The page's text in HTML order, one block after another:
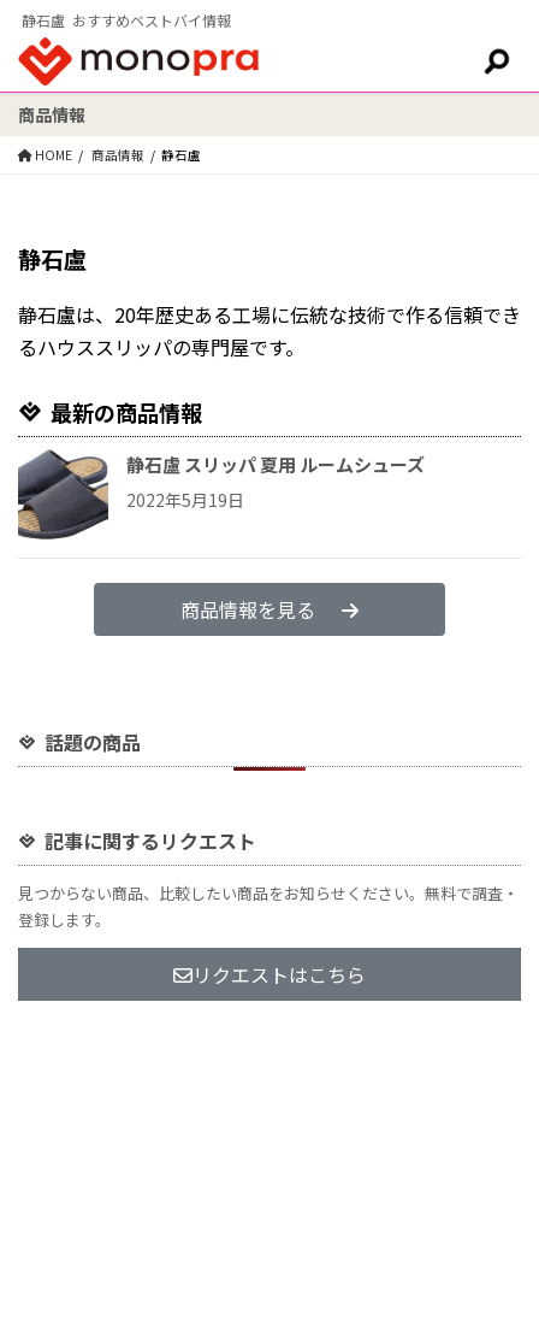
静石盧 おすすめベストバイ情報
検索:
商品情報
HOME 商品情報 静石盧
静石盧
静石盧は、20年歴史ある工場に伝統な技術で作る信頼でき
るハウススリッパの専門屋です。
最新の商品情報
静石盧 スリッパ 夏用 ルームシューズ
2022年5月19日
商品情報を見る
話題の商品
記事に関するリクエスト
見つからない商品、比較したい商品をお知らせください。無料で調査・
登録します。
リクエストはこちら